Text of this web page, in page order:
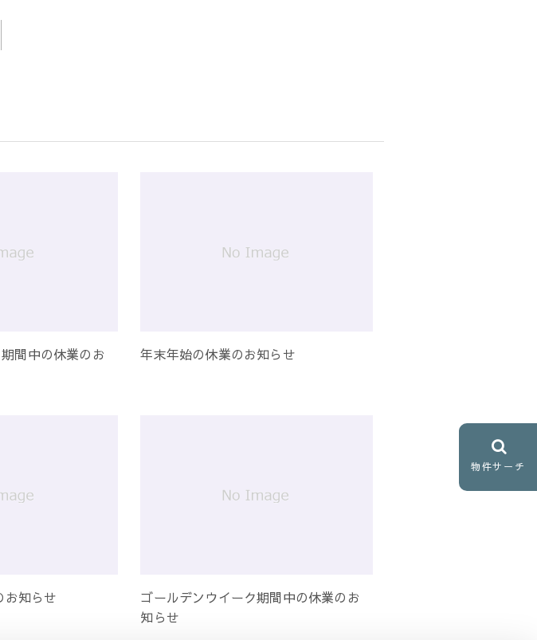
間中の休業のお
年末年始の休業のお知らせ
知らせ
ゴールデンウイーク期間中の休業のお
知らせ
物件サーチ